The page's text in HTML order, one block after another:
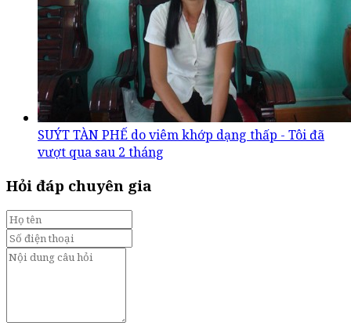
SUÝT TÀN PHẾ do viêm khớp dạng thấp - Tôi đã
vượt qua sau 2 tháng
Hỏi đáp chuyên gia